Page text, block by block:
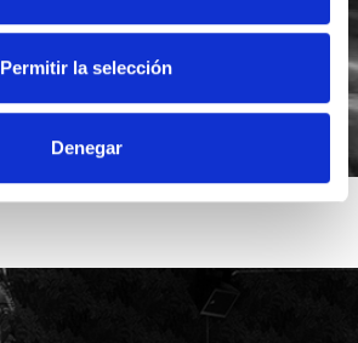
Permitir la selección
Denegar